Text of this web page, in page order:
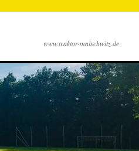
www.traktor-malschwitz.de